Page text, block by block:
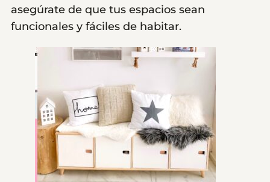
asegúrate de que tus espacios sean
funcionales y fáciles de habitar.